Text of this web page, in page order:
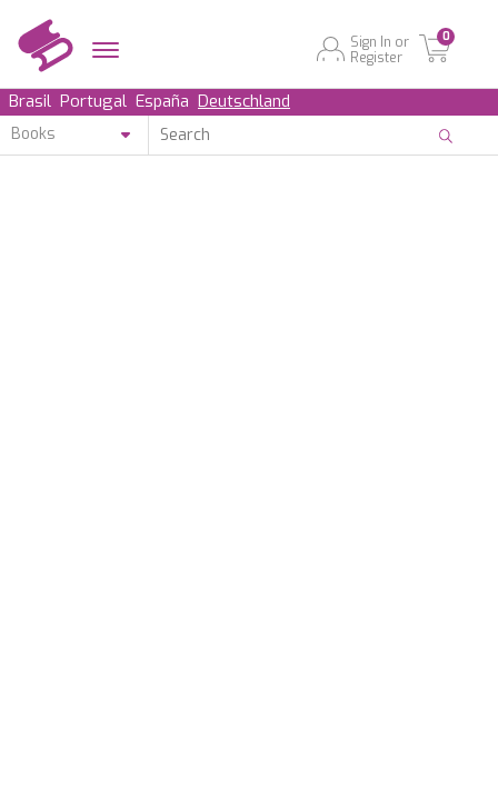
Sign In or
Register
0
Brasil Portugal España Deutschland